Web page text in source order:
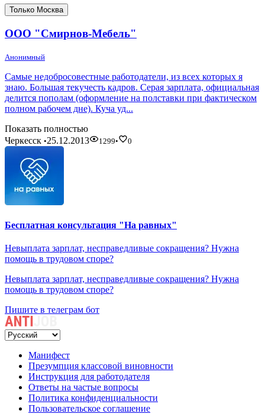
Только Москва
ООО "Смирнов-Мебель"
Анонимный
Самые недобросовестные работодатели, из всех которых я
знаю. Большая текучесть кадров. Серая зарплата, официальная
делится пополам (оформление на полставки при фактическом
полном рабочем дне). Куча уд...
Показать полностью
Черкесск •25.12.2013 1299• 0
Бесплатная консультация "На равных"
Невыплата зарплат, несправедливые сокращения? Нужна
помощь в трудовом споре?
Невыплата зарплат, несправедливые сокращения? Нужна
помощь в трудовом споре?
Пишите в телеграм бот
Манифест
Презумпция классовой виновности
Инструкция для работодателя
Ответы на частые вопросы
Политика конфиденциальности
Пользовательское соглашение